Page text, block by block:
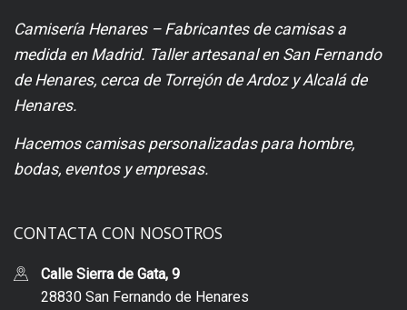
Camisería Henares – Fabricantes de camisas a
medida en Madrid. Taller artesanal en San Fernando
de Henares, cerca de Torrejón de Ardoz y Alcalá de
Henares.
Hacemos camisas personalizadas para hombre,
bodas, eventos y empresas.
CONTACTA CON NOSOTROS
Calle Sierra de Gata, 9
28830 San Fernando de Henares